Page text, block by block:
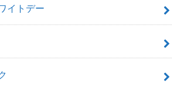
イトデー